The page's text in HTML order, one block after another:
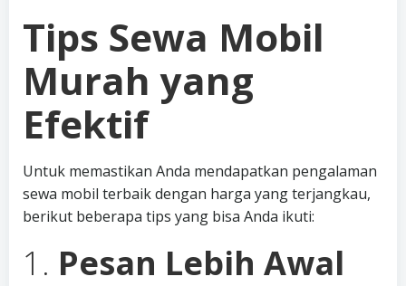
Tips Sewa Mobil
Murah yang
Efektif
Untuk memastikan Anda mendapatkan pengalaman
sewa mobil terbaik dengan harga yang terjangkau,
berikut beberapa tips yang bisa Anda ikuti:
1. Pesan Lebih Awal